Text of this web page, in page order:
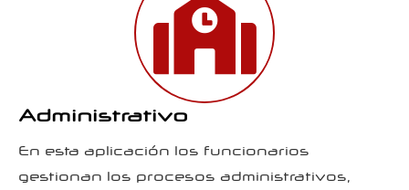
Administrativo
En esta aplicación los funcionarios
gestionan los procesos administrativos,